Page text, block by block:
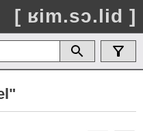
[ ʁim.sɔ.lid ]